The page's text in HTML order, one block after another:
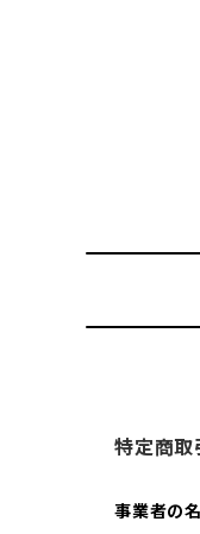
特定商取
事業者の